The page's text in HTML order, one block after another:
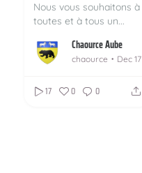
Nous vous souhaitons à
toutes et à tous un...
Chaource Aube
chaource Dec 17
17 0 0